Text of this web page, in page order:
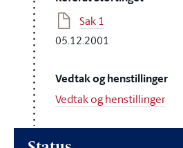
Sak 1
05.12.2001
Vedtak og henstillinger
Vedtak og henstillinger